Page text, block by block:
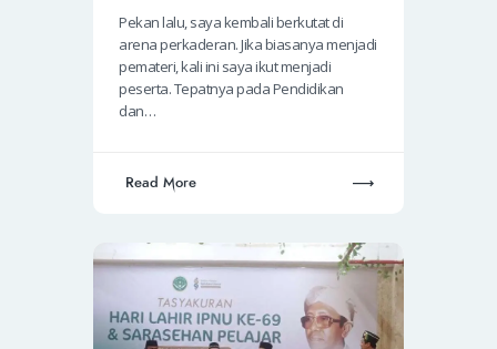
Pekan lalu, saya kembali berkutat di
arena perkaderan. Jika biasanya menjadi
pemateri, kali ini saya ikut menjadi
peserta. Tepatnya pada Pendidikan
dan…
Read More